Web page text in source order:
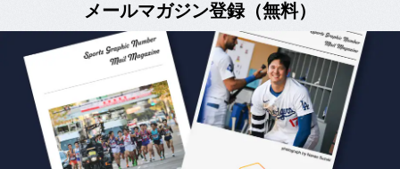
メールマガジン登録（無料）